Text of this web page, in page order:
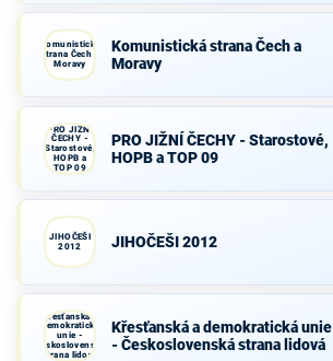
Komunistická
strana Čech a
Moravy
Komunistická strana Čech a
Moravy
PRO JIŽNÍ
ČECHY -
Starostové,
HOPB a
TOP 09
PRO JIŽNÍ ČECHY - Starostové,
HOPB a TOP 09
JIHOČEŠI
2012
JIHOČEŠI 2012
Křesťanská a
demokratická
unie -
Československá
strana lidová
Křesťanská a demokratická unie
- Československá strana lidová